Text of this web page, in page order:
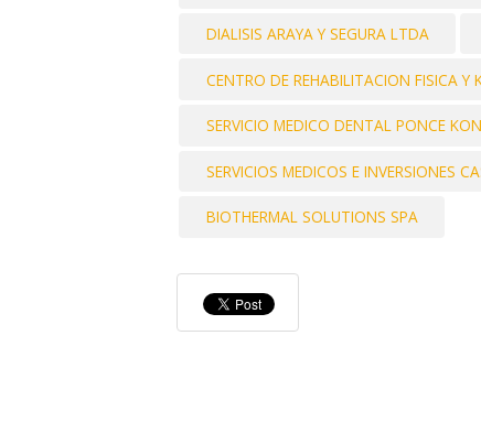
DIALISIS ARAYA Y SEGURA LTDA
CENTRO DE REHABILITACION FISICA Y
SERVICIO MEDICO DENTAL PONCE
SERVICIOS MEDICOS E INVERSIONES
BIOTHERMAL SOLUTIONS SPA